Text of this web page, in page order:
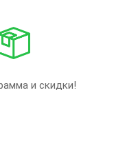
Пена
Китай
Q01-2и скидки!